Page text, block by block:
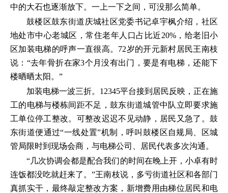
中的大石也逐渐放下。一上一下之间，可没那么简单。
鼓楼区鼓东街道庆城社区党委书记卓宇枫介绍，社区
地处市中心老城区，常住老年人口占比近20%，给老旧小
区加装电梯的呼声一直很高。72岁的开元新村居民王南枝
说：“去年骨折在家3个月没有出门，要是有电梯，还能下
楼晒晒太阳。”
加装电梯一波三折。12345平台接到居民反映，正在施
工的电梯与楼栋间距不足，鼓东街道城管中队立即要求施
工单位停工整改。可整改迟迟不见动静，居民又急了。鼓
东街道便通过“一线处置”机制，呼叫鼓楼区自规局、区城
管局限时到现场会商，与电梯公司、居民代表多次沟通。
“几次协调会都是配合我们的时间在晚上开，小卓有时
连饭都没吃就赶来了。”王南枝说，多亏街道社区和各部门
真抓实干，最终敲定整改方案，新增费用由梯位居民和电